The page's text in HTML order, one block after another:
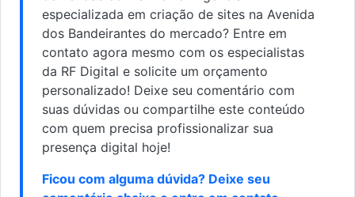
especializada em criação de sites na Avenida
dos Bandeirantes do mercado? Entre em
contato agora mesmo com os especialistas
da RF Digital e solicite um orçamento
personalizado! Deixe seu comentário com
suas dúvidas ou compartilhe este conteúdo
com quem precisa profissionalizar sua
presença digital hoje!
Ficou com alguma dúvida? Deixe seu